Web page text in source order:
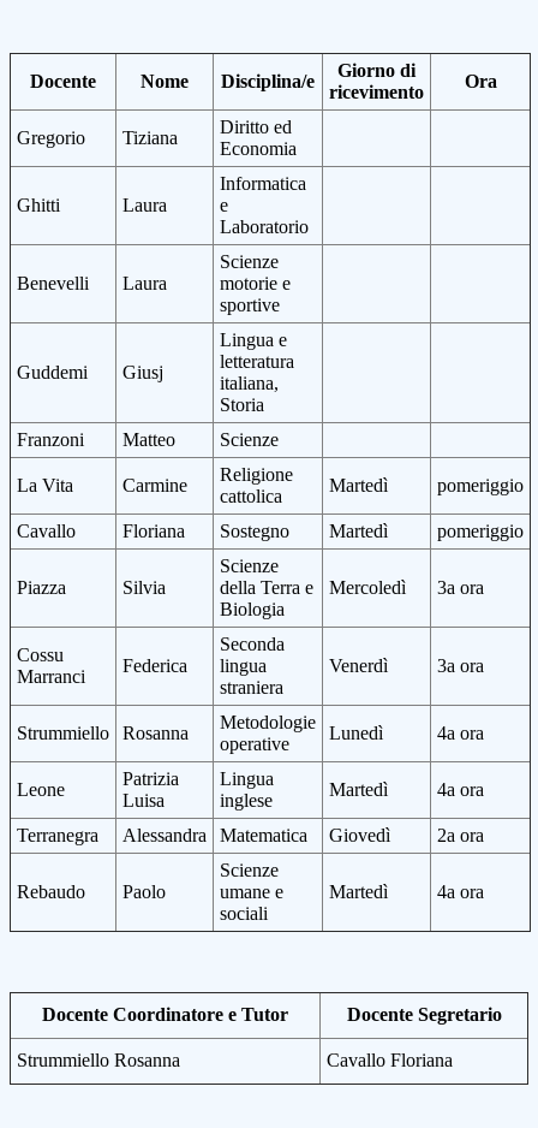
Docente Nome Disciplina/e
Giorno di
ricevimento
Ora
Gregorio Tiziana
Diritto ed
Economia
Ghitti Laura
Informatica
e
Laboratorio
Benevelli Laura
Scienze
motorie e
sportive
Guddemi Giusj
Lingua e
letteratura
italiana,
Storia
Franzoni
Matteo Scienze
La Vita Carmine
Religione
cattolica
Martedì pomeriggio
Cavallo Floriana Sostegno Martedì pomeriggio
Piazza Silvia
Scienze
della Terra e
Biologia
Mercoledì 3a ora
Cossu
Marranci
Federica
Seconda
lingua
straniera
Venerdì 3a ora
Strummiello Rosanna
Metodologie
operative
Lunedì 4a ora
Leone
Patrizia
Luisa
Lingua
inglese
Martedì 4a ora
Terranegra Alessandra Matematica Giovedì 2a ora
Rebaudo Paolo
Scienze
umane e
sociali
Martedì 4a ora
Docente Coordinatore e Tutor Docente Segretario
Strummiello Rosanna Cavallo Floriana